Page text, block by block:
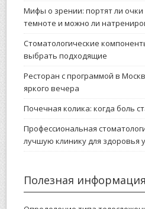
Мифы о зрении: портят ли очки
темноте и можно ли
Стоматологические
выбрать подходящие
Ресторан с программой в
яркого вечера
Почечная колика: когда боль
Профессиональная
лучшую клинику для здоровья
Полезная информация